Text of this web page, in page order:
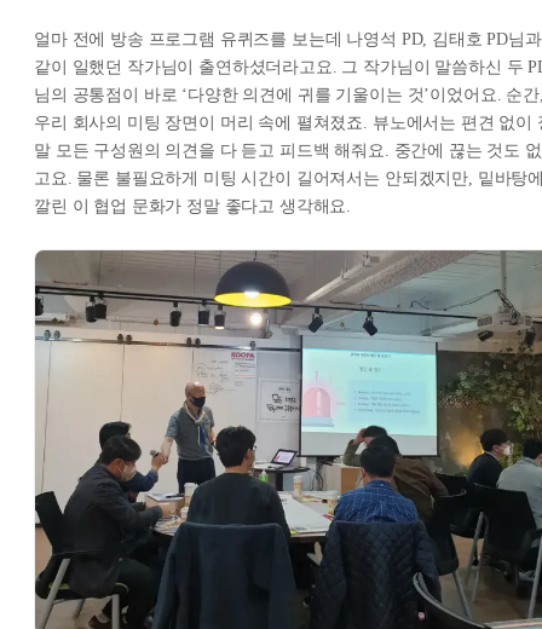
얼마 전에 방송 프로그램 유퀴즈를 보는데 나영석 PD, 김태호 PD님과
같이 일했던 작가님이 출연하셨더라고요. 그 작가님이 말씀하신 두
님의 공통점이 바로 ‘다양한 의견에 귀를 기울이는 것’이었어요. 순
우리 회사의 미팅 장면이 머리 속에 펼쳐졌죠. 뷰노에서는 편견 없이
말 모든 구성원의 의견을 다 듣고 피드백 해줘요. 중간에 끊는 것도 없
고요. 물론 불필요하게 미팅 시간이 길어져서는 안되겠지만, 밑바탕
깔린 이 협업 문화가 정말 좋다고 생각해요.